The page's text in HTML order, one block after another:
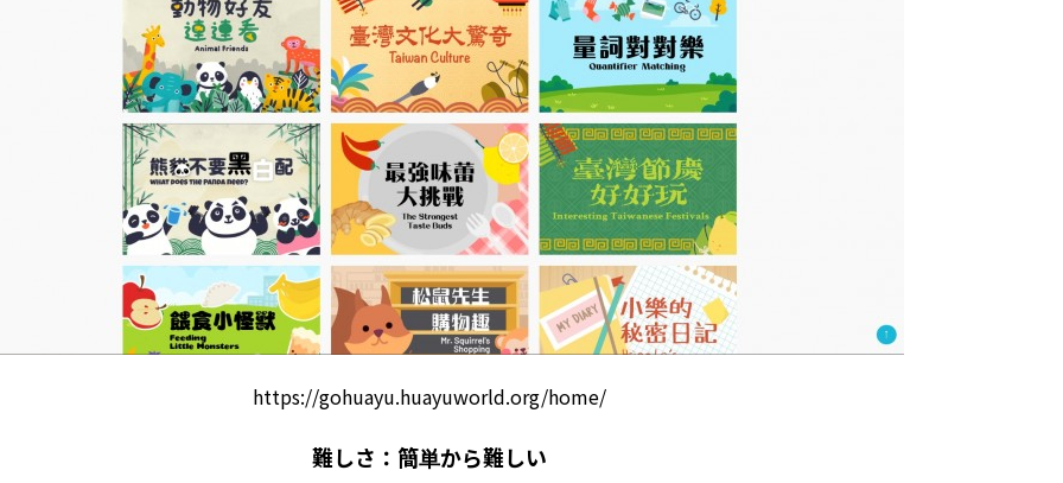
https://gohuayu.huayuworld.org/home/
難しさ：簡単から難しい